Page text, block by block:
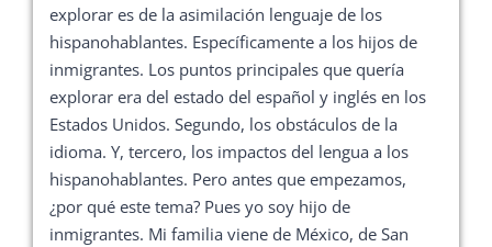
explorar es de la asimilación lenguaje de los
hispanohablantes. Específicamente a los hijos de
inmigrantes. Los puntos principales que quería
explorar era del estado del español y inglés en los
Estados Unidos. Segundo, los obstáculos de la
idioma. Y, tercero, los impactos del lengua a los
hispanohablantes. Pero antes que empezamos,
¿por qué este tema? Pues yo soy hijo de
inmigrantes. Mi familia viene de México, de San